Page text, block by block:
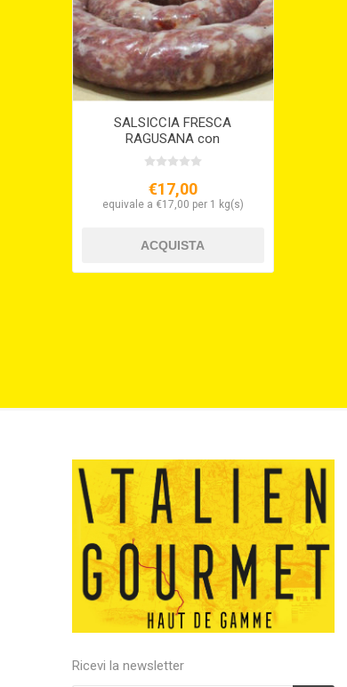
SALSICCIA FRESCA
RAGUSANA con
finocchietto selvatico
€17,00
equivale a €17,00 per 1 kg(s)
Ricevi la newsletter